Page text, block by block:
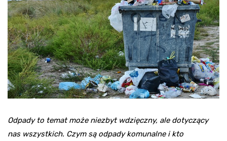
Odpady to temat może niezbyt wdzięczny, ale dotyczący
nas wszystkich. Czym są odpady komunalne i kto